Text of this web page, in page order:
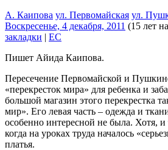
А. Каипова ул. Первомайская ул.
Воскресенье, 4 декабря, 2011 (15 лет
закладки | EC
Пишет Айида Каипова.
Пересечение Первомайской и
«перекресток мира» для ребенка и
большой магазин этого перекрестка
мир». Его левая часть – одежда и
особенно интересной не была. Хотя,
когда на уроках труда началось
платья.